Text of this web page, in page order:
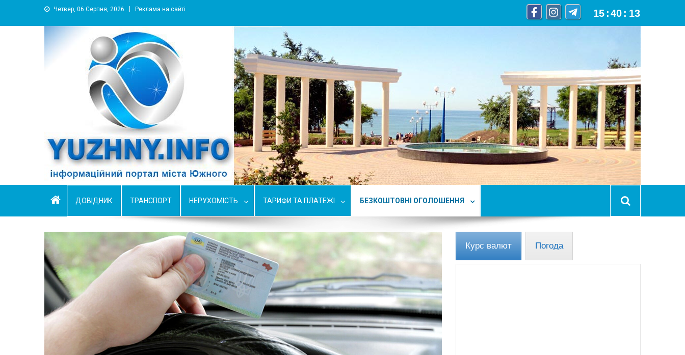
Четвер, 06 Серпня, 2026 Реклама на сайті 15 :40 : 14
YUZHNY.INFO
информационный портал города Южный
ДОВІДНИК ТРАНСПОРТ НЕРУХОМІСТЬ ТАРИФИ ТА ПЛАТЕЖІ БЕЗКОШТОВНІ ОГОЛОШЕННЯ
Курс валют Погода